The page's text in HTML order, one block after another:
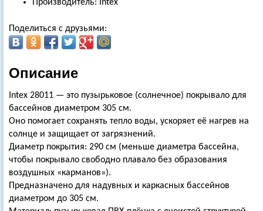
Производитель: Intex
Поделиться с друзьями:
Описание
Intex 28011 — это пузырьковое (солнечное) покрывало для
бассейнов диаметром 305 см.
Оно помогает сохранять тепло воды, ускоряет её нагрев на
солнце и защищает от загрязнений.
Диаметр покрытия: 290 см (меньше диаметра бассейна,
чтобы покрывало свободно плавало без образования
воздушных «карманов»).
Предназначено для надувных и каркасных бассейнов
диаметром до 305 см.